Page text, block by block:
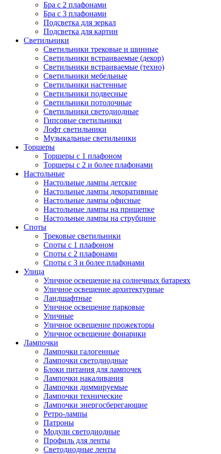
Бра с 2 плафонами
Бра с 3 плафонами
Подсветка для зеркал
Подсветка для картин
Светильники
Светильники трековые и шинные
Светильники встраиваемые (декор)
Светильники встраиваемые (техно)
Светильники мебельные
Светильники настенные
Светильники подвесные
Светильники потолочные
Светильники светодиодные
Гипсовые светильники
Лофт светильники
Музыкальные светильники
Торшеры
Торшеры с 1 плафоном
Торшеры с 2 и более плафонами
Настольные
Настольные лампы детские
Настольные лампы декоративные
Настольные лампы офисные
Настольные лампы на прищепке
Настольные лампы на струбцине
Споты
Трековые светильники
Споты с 1 плафоном
Споты с 2 плафонами
Споты с 3 и более плафонами
Улица
Уличное освещение на солнечных батареях
Уличное освещение архитектурные
Ландшафтные
Уличное освещение парковые
Уличные
Уличное освещение прожекторы
Уличное освещение фонарики
Лампочки
Лампочки галогенные
Лампочки светодиодные
Блоки питания для лампочек
Лампочки накаливания
Лампочки диммируемые
Лампочки технические
Лампочки энергосберегающие
Ретро-лампы
Патроны
Модули светодиодные
Профиль для ленты
Светодиодные ленты